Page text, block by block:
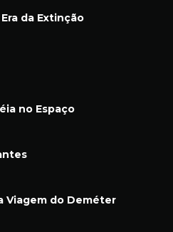
da Extinção
no Espaço
Viagem do Deméter